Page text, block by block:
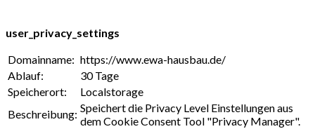
user_privacy_settings
Domainname: https://www.ewa-hausbau.de/
Ablauf:
30 Tage
Speicherort:
Localstorage
Beschreibung: Speichert die Privacy Level Einstellungen aus
dem Cookie Consent Tool "Privacy Manager".